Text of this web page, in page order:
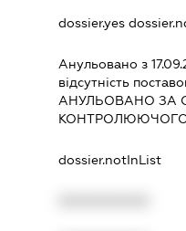
dossier.yes
Анульовано з
вiдсутнiсть
АНУЛЬОВАНО ЗА
КОНТРОЛЮЮЧОГО
dossier.notInList